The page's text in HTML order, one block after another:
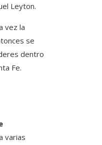
Leyton.
vez la
se
dentro
Fe.
varias